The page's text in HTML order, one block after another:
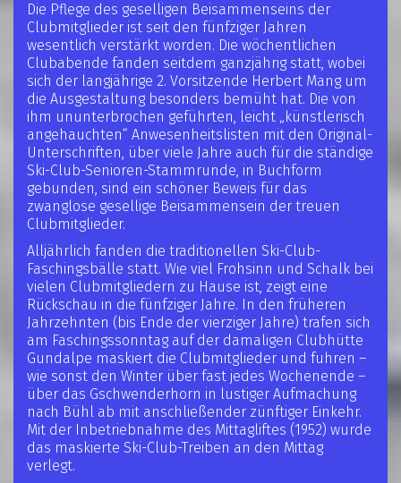
Die Pflege des geselligen Beisammenseins der
Clubmitglieder ist seit den fünfziger Jahren
wesentlich verstärkt worden. Die wöchentlichen
Clubabende fanden seitdem ganzjährig statt, wobei
sich der langjährige 2. Vorsitzende Herbert Mang um
die Ausgestaltung besonders bemüht hat. Die von
ihm ununterbrochen geführten, leicht „künstlerisch
angehauchten“ Anwesenheitslisten mit den Original-
Unterschriften, über viele Jahre auch für die ständige
Ski-Club-Senioren-Stammrunde, in Buchform
gebunden, sind ein schöner Beweis für das
zwanglose gesellige Beisammensein der treuen
Clubmitglieder.
Alljährlich fanden die traditionellen Ski-Club-
Faschingsbälle statt. Wie viel Frohsinn und Schalk bei
vielen Clubmitgliedern zu Hause ist, zeigt eine
Rückschau in die fünfziger Jahre. In den früheren
Jahrzehnten (bis Ende der vierziger Jahre) trafen sich
am Faschingssonntag auf der damaligen Clubhütte
Gundalpe maskiert die Clubmitglieder und fuhren –
wie sonst den Winter über fast jedes Wochenende –
über das Gschwenderhorn in lustiger Aufmachung
nach Bühl ab mit anschließender zünftiger Einkehr.
Mit der Inbetriebnahme des Mittagliftes (1952) wurde
das maskierte Ski-Club-Treiben an den Mittag
verlegt.